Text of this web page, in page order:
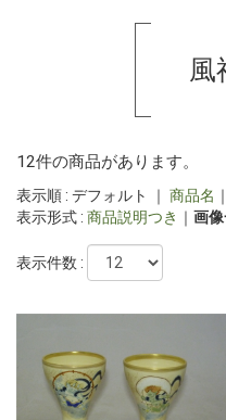
風
12件の商品があります。
表示順 : デフォルト ｜ 商品名 ｜
表示形式 : 商品説明つき ｜ 画
表示件数 :